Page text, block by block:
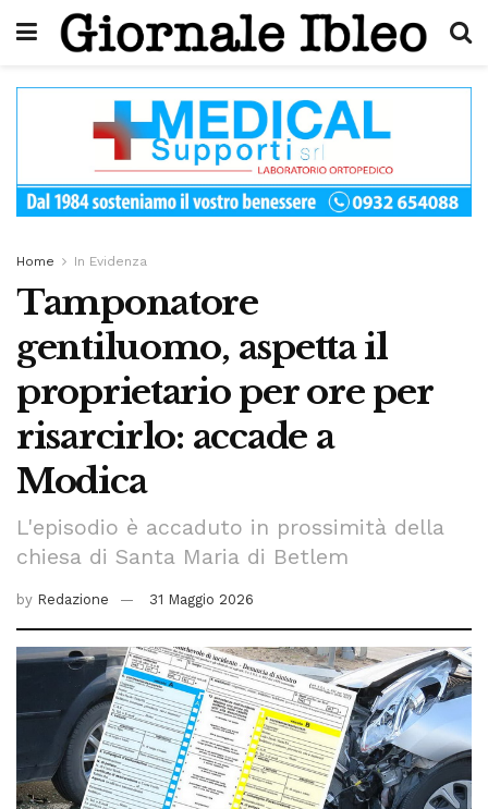
Home In Evidenza
Tamponatore
gentiluomo, aspetta il
proprietario per ore per
risarcirlo: accade a
Modica
L'episodio è accaduto in prossimità della
chiesa di Santa Maria di Betlem
by Redazione 31 Maggio 2026